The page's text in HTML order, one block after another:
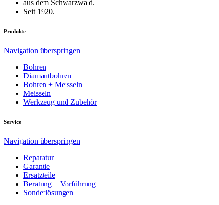
aus dem Schwarzwald.
Seit 1920.
Produkte
Navigation überspringen
Bohren
Diamantbohren
Bohren + Meisseln
Meisseln
Werkzeug und Zubehör
Service
Navigation überspringen
Reparatur
Garantie
Ersatzteile
Beratung + Vorführung
Sonderlösungen